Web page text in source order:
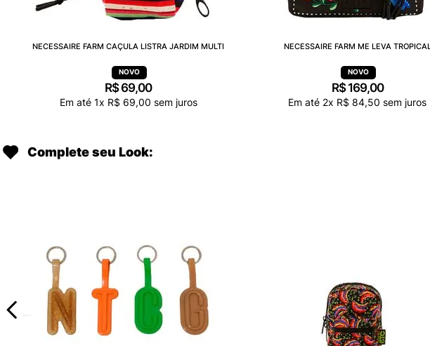
NECESSAIRE FARM CAÇULA LISTRA JARDIM MULTI
R$69,00
Em até 1x R$ 69,00 sem juros
NECESSAIRE FARM ME LEVA TROPICAL
R$ 169,00
Em até 2x R$ 84,50 sem juros
Complete seu Look: